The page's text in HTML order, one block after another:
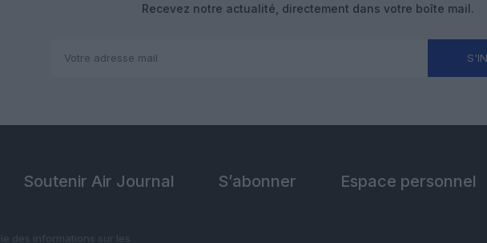
Recevez notre actualité, directement dans votre boîte mail.
Soutenir Air Journal S’abonner Espace personnel